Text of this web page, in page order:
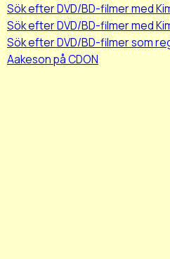
Sök efter DVD/BD-filmer med
Sök efter DVD/BD-filmer med
Sök efter DVD/BD-filmer som
Aakeson på CDON